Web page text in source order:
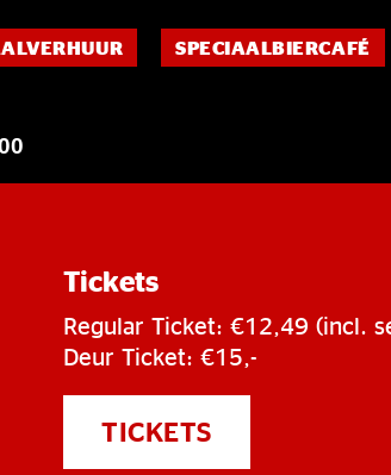
SPECIAALBIERCAFÉ
Tickets
Regular Ticket: €12,49 (incl.
Deur Ticket: €15,-
TICKETS